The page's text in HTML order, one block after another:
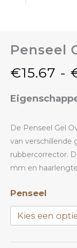
Penseel
€15.67 -
De Penseel Gel
van verschillende
rubbercorrector.
mm en
Penseel
Penseel
Gel
Oval